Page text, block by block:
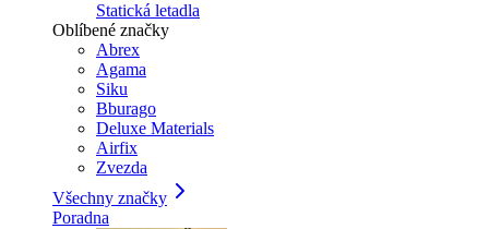
Statická letadla
Oblíbené značky
Abrex
Agama
Siku
Bburago
Deluxe Materials
Airfix
Zvezda
Všechny značky
Poradna